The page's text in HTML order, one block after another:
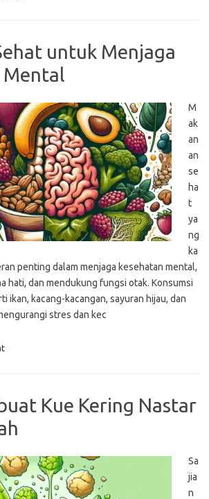
untuk Menjaga
Mental
M
ak
an
an
se
ha
t
ya
ng
ka
penting dalam menjaga kesehatan mental,
hati, dan mendukung fungsi otak. Konsumsi
ikan, kacang-kacangan, sayuran hijau, dan
stres dan kec
Kue Kering Nastar
Sa
jia
n